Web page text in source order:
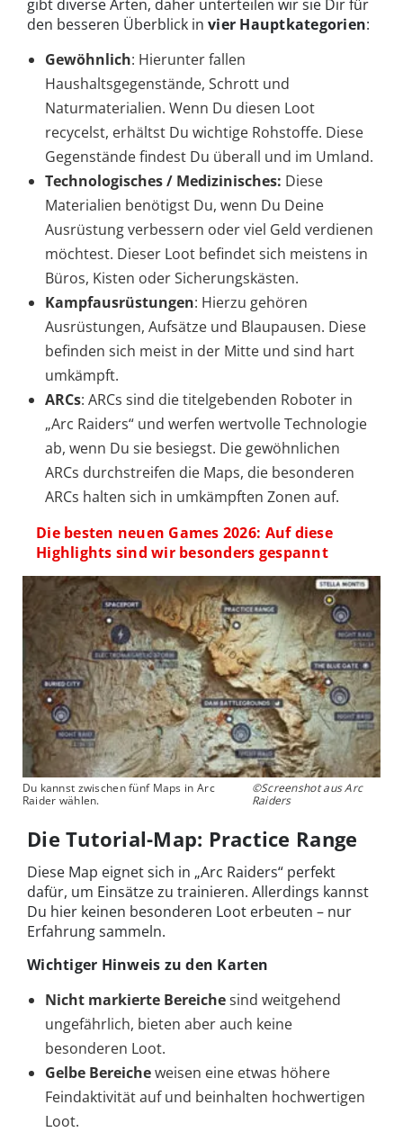
gibt diverse Arten, daher unterteilen wir sie Dir für
den besseren Überblick in vier Hauptkategorien:
Gewöhnlich: Hierunter fallen
Haushaltsgegenstände, Schrott und
Naturmaterialien. Wenn Du diesen Loot
recycelst, erhältst Du wichtige Rohstoffe. Diese
Gegenstände findest Du überall und im Umland.
Technologisches / Medizinisches: Diese
Materialien benötigst Du, wenn Du Deine
Ausrüstung verbessern oder viel Geld verdienen
möchtest. Dieser Loot befindet sich meistens in
Büros, Kisten oder Sicherungskästen.
Kampfausrüstungen: Hierzu gehören
Ausrüstungen, Aufsätze und Blaupausen. Diese
befinden sich meist in der Mitte und sind hart
umkämpft.
ARCs: ARCs sind die titelgebenden Roboter in
„Arc Raiders“ und werfen wertvolle Technologie
ab, wenn Du sie besiegst. Die gewöhnlichen
ARCs durchstreifen die Maps, die besonderen
ARCs halten sich in umkämpften Zonen auf.
Die besten neuen Games 2026: Auf diese
Highlights sind wir besonders gespannt
Du kannst zwischen fünf Maps in Arc
Raider wählen.
©Screenshot aus Arc
Raiders
Die Tutorial-Map: Practice Range
Diese Map eignet sich in „Arc Raiders“ perfekt
dafür, um Einsätze zu trainieren. Allerdings kannst
Du hier keinen besonderen Loot erbeuten – nur
Erfahrung sammeln.
Wichtiger Hinweis zu den Karten
Nicht markierte Bereichesind weitgehend
ungefährlich, bieten aber auch keine
besonderen Loot.
Gelbe Bereicheweisen eine etwas höhere
Feindaktivität auf und beinhalten hochwertigen
Loot.